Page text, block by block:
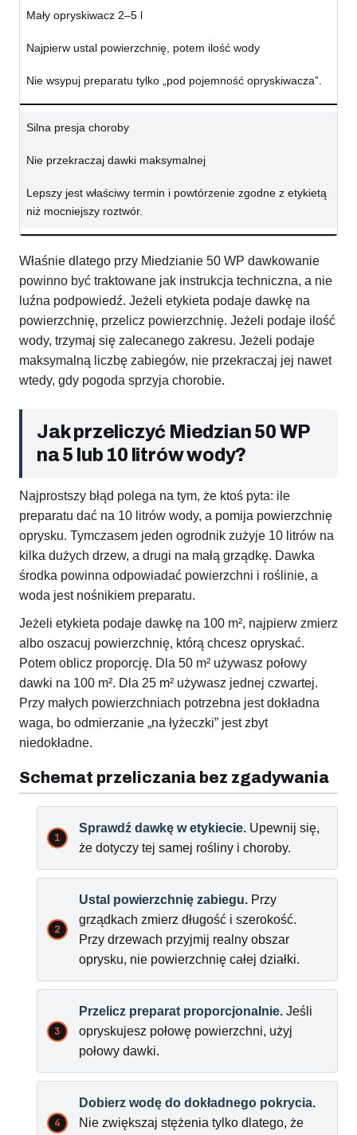
Mały opryskiwacz 2–5 l
Najpierw ustal powierzchnię, potem ilość wody
Nie wsypuj preparatu tylko „pod pojemność opryskiwacza”.
Silna presja choroby
Nie przekraczaj dawki maksymalnej
Lepszy jest właściwy termin i powtórzenie zgodne z etykietą
niż mocniejszy roztwór.
Właśnie dlatego przy Miedzianie 50 WP dawkowanie
powinno być traktowane jak instrukcja techniczna, a nie
luźna podpowiedź. Jeżeli etykieta podaje dawkę na
powierzchnię, przelicz powierzchnię. Jeżeli podaje ilość
wody, trzymaj się zalecanego zakresu. Jeżeli podaje
maksymalną liczbę zabiegów, nie przekraczaj jej nawet
wtedy, gdy pogoda sprzyja chorobie.
Jak przeliczyć Miedzian 50 WP
na 5 lub 10 litrów wody?
Najprostszy błąd polega na tym, że ktoś pyta: ile
preparatu dać na 10 litrów wody, a pomija powierzchnię
oprysku. Tymczasem jeden ogrodnik zużyje 10 litrów na
kilka dużych drzew, a drugi na małą grządkę. Dawka
środka powinna odpowiadać powierzchni i roślinie, a
woda jest nośnikiem preparatu.
Jeżeli etykieta podaje dawkę na 100 m², najpierw zmierz
albo oszacuj powierzchnię, którą chcesz opryskać.
Potem oblicz proporcję. Dla 50 m² używasz połowy
dawki na 100 m². Dla 25 m² używasz jednej czwartej.
Przy małych powierzchniach potrzebna jest dokładna
waga, bo odmierzanie „na łyżeczki” jest zbyt
niedokładne.
Schemat przeliczania bez zgadywania
Sprawdź dawkę w etykiecie. Upewnij się,
że dotyczy tej samej rośliny i choroby.
Ustal powierzchnię zabiegu. Przy
grządkach zmierz długość i szerokość.
Przy drzewach przyjmij realny obszar
oprysku, nie powierzchnię całej działki.
Przelicz preparat proporcjonalnie. Jeśli
opryskujesz połowę powierzchni, użyj
połowy dawki.
Dobierz wodę do dokładnego pokrycia.
Nie zwiększaj stężenia tylko dlatego, że